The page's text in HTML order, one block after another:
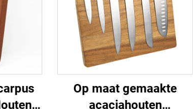
Op maat gemaakte
acaciahouten